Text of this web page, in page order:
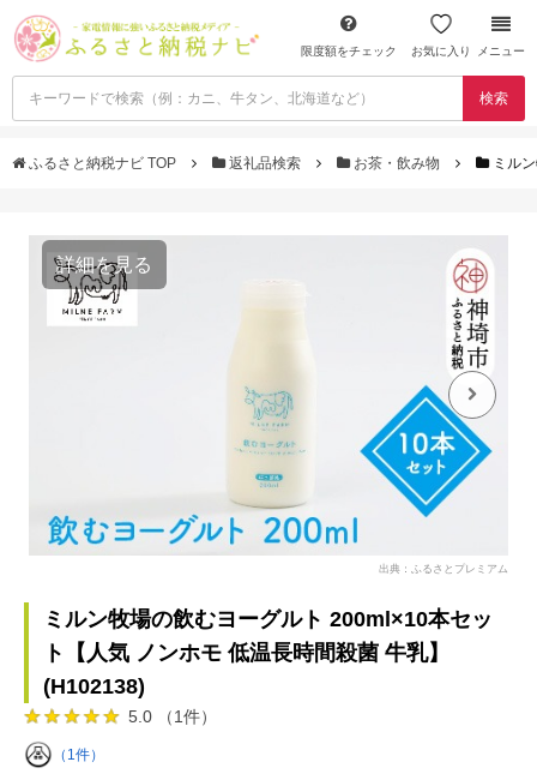
限度額をチェック お気に入り メニュー
検索
ふるさと納税ナビ TOP 返礼品検索 お茶・飲み物 ミル
詳細を見る
出典：ふるさとプレミアム
ミルン牧場の飲むヨーグルト 200ml×10本セッ
ト【人気 ノンホモ 低温長時間殺菌 牛乳】
(H102138)
5.0 （1件）
（1件）